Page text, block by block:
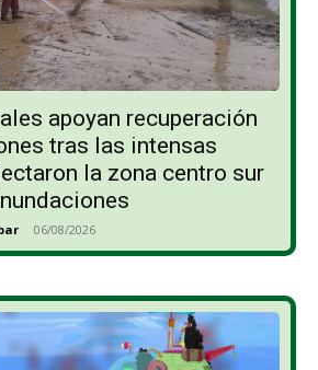
apoyan recuperación
tras las intensas
la zona centro sur
- 06/08/2026